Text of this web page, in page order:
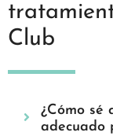
Club
¿Cómo sé
adecuado